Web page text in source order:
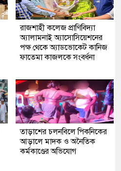
রাজশাহী কলেজ প্রাণিবিদ্যা
অ্যালামনাই অ্যাসোসিয়েশনের
পক্ষ থেকে অ্যাডভোকেট কানিজ
ফাতেমা কাজলকে সংবর্ধনা
তাড়াশের চলনবিলে পিকনিকের
আড়ালে মাদক ও অনৈতিক
কর্মকাণ্ডের অভিযোগ